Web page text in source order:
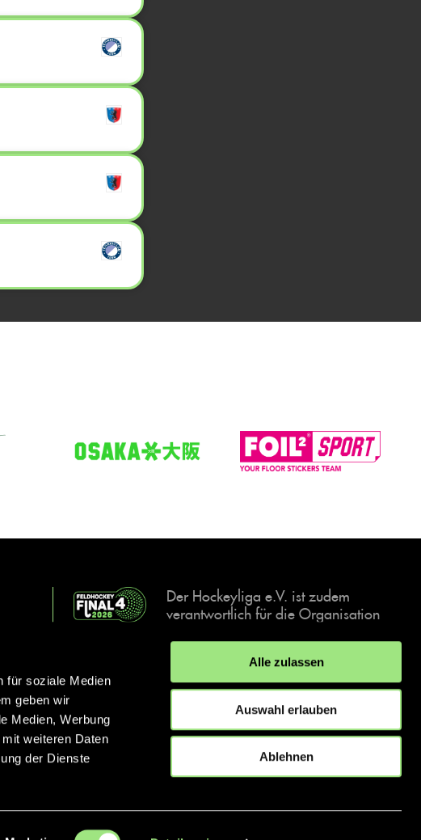
für soziale Medien
geben wir
Medien, Werbung
weiteren Daten
der Dienste
Alle zulassen
Auswahl erlauben
Ablehnen
Der Hockeyliga e.V. ist zudem
verantwortlich für die Organisation
Events, der deutschen Hockey-
Meisterschaften.
IMPRESSUM DATENSCHUTZERKLÄRUNG
© 2026 hockey.de